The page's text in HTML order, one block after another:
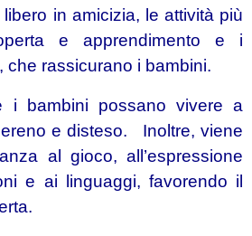
in amicizia, le attività più
e apprendimento e i
che rassicurano i bambini.
i bambini possano vivere a
e disteso. Inoltre, viene
al gioco, all’espressione
e ai linguaggi, favorendo il